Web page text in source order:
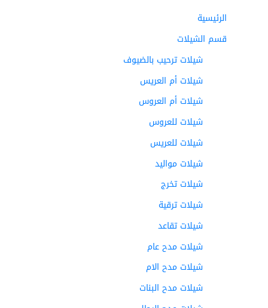
الرئيسية
قسم الشيلات
شيلات ترحيب بالضيوف
شيلات أم العريس
شيلات أم العروس
شيلات للعروس
شيلات للعريس
شيلات مواليد
شيلات تخرج
شيلات ترقية
شيلات تقاعد
شيلات مدح عام
شيلات مدح الام
شيلات مدح البنات